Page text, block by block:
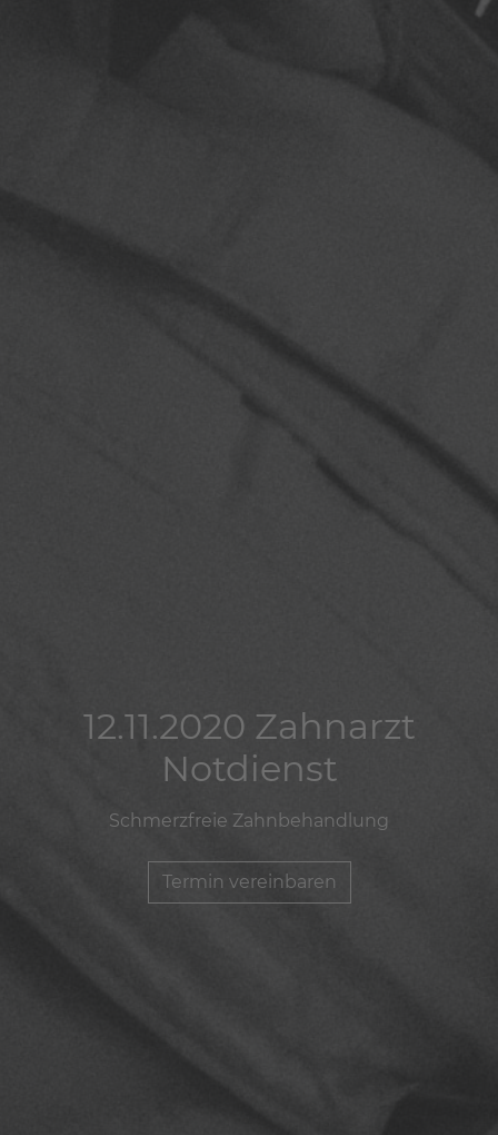
12.11.2020 Zahnarzt
Notdienst
Schmerzfreie Zahnbehandlung
Termin vereinbaren
12.11.2020 Zahnarzt
Notdienst
Schmerzfreie Zahnbehandlung
Termin vereinbaren
12.11.2020 Zahnarzt
Notdienst
Schmerzfreie Zahnbehandlung
Termin vereinbaren